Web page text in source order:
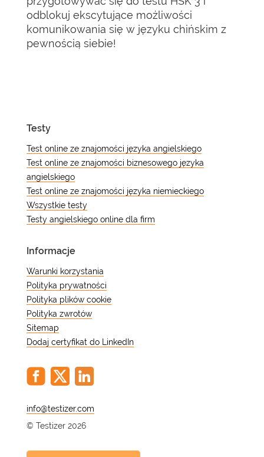
odblokuj ekscytujące możliwości
komunikowania się w języku chińskim z
pewnością siebie!
Testy
Test online ze znajomości języka angielskiego
Test online ze znajomości biznesowego języka
angielskiego
Test online ze znajomości języka niemieckiego
Wszystkie testy
Testy angielskiego online dla firm
Informacje
Warunki korzystania
Polityka prywatności
Polityka plików cookie
Polityka zwrotów
Sitemap
Dodaj certyfikat do LinkedIn
@
© Testizer 2026